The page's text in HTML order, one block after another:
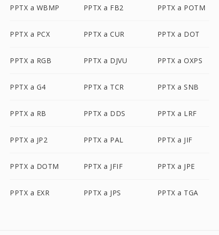
PPTX a WBMP PPTX a FB2 PPTX a POTM
PPTX a PCX PPTX a CUR PPTX a DOT
PPTX a RGB PPTX a DJVU PPTX a OXPS
PPTX a G4 PPTX a TCR PPTX a SNB
PPTX a RB PPTX a DDS PPTX a LRF
PPTX a JP2 PPTX a PAL PPTX a JIF
PPTX a DOTM PPTX a JFIF PPTX a JPE
PPTX a EXR PPTX a JPS PPTX a TGA